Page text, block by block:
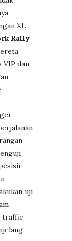
XL
Rally
VIP dan
uji
traffic